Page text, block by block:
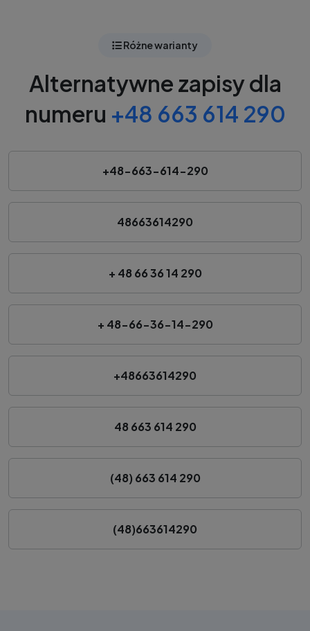
Różne warianty
Alternatywne zapisy dla
numeru +48 663 614 290
+48-663-614-290
48663614290
+ 48 66 36 14 290
+ 48-66-36-14-290
+48663614290
48 663 614 290
(48) 663 614 290
(48)663614290